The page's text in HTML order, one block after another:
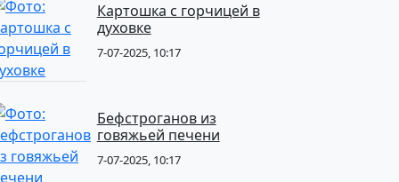
Картошка с горчицей в
духовке
7-07-2025, 10:17
Бефстроганов из
говяжьей печени
7-07-2025, 10:17